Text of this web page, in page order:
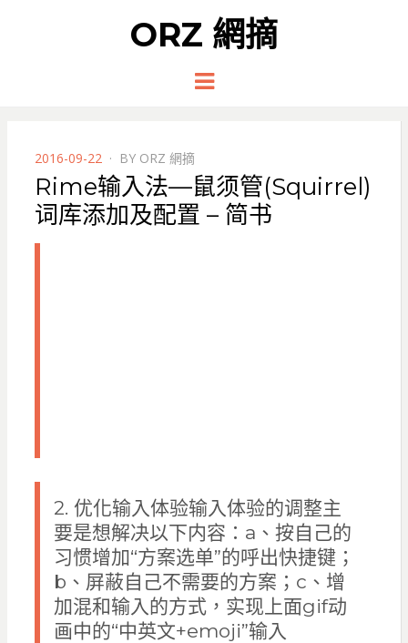
ORZ 網摘
Menu
POSTED
ON
2016-09-22 BY ORZ 網摘
Rime输入法—鼠须管(Squirrel)
词库添加及配置 – 简书
2. 优化输入体验输入体验的调整主
要是想解决以下内容：a、按自己的
习惯增加“方案选单”的呼出快捷键；
b、屏蔽自己不需要的方案；c、增
加混和输入的方式，实现上面gif动
画中的“中英文+emoji”输入